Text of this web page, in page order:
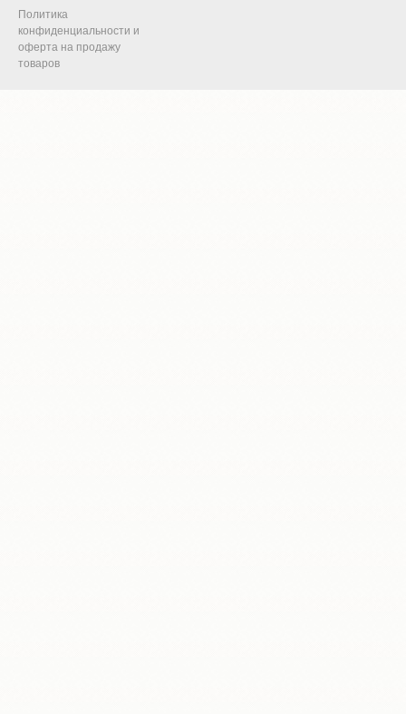
Политика
конфиденциальности и
оферта на продажу
товаров